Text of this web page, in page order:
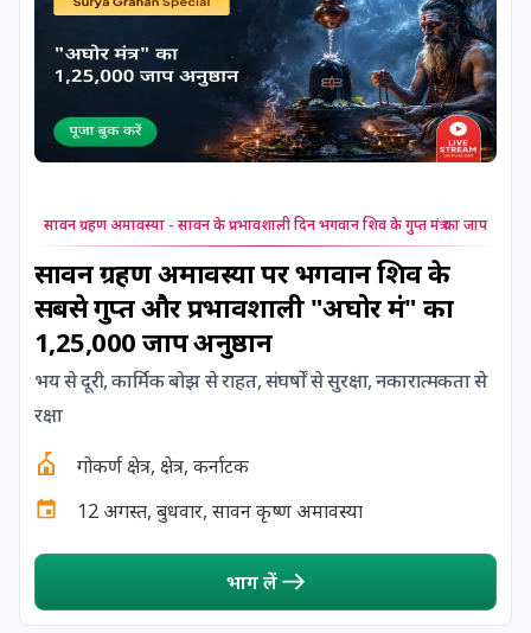
24 August, 2026 Damodara Dwadashi
Shravan Somwar Vrat
25 August, 2026 Mangala Gauri Vrat
25 August, 2026 Pradosh Vrat
26 August, 2026 Onam
26 August, 2026
27 August, 2026 Hayagriva Jayanti
Shravana Purnima Vrat
सावन ग्रहण अमावस्या - सावन के प्रभावशाली दिन भगवान शिव के गुप्त मंत्र का जाप
सावन ग्रहण अमावस्या पर भगवान शिव के
सबसे गुप्त और प्रभावशाली "अघोर मंत्र" का
1,25,000 जाप अनुष्ठान
भय से दूरी, कार्मिक बोझ से राहत, संघर्षों से सुरक्षा, नकारात्मकता से
रक्षा
गोकर्ण क्षेत्र, क्षेत्र, कर्नाटक
12 अगस्त, बुधवार, सावन कृष्ण अमावस्या
भाग लें